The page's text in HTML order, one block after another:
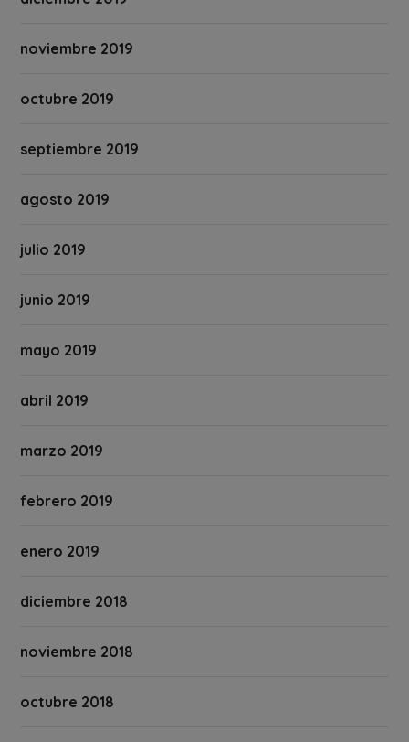
noviembre 2019
octubre 2019
septiembre 2019
agosto 2019
julio 2019
junio 2019
mayo 2019
abril 2019
marzo 2019
febrero 2019
enero 2019
diciembre 2018
noviembre 2018
octubre 2018